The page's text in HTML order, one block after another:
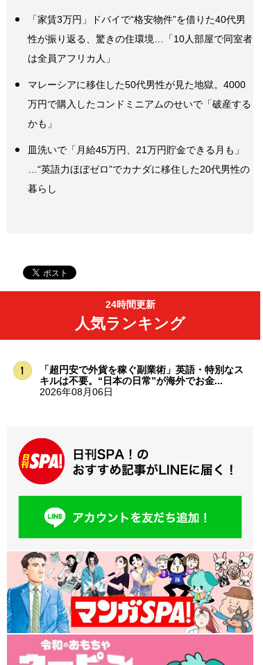
「家賃3万円」ドバイで“格安物件”を借りた40代男
性が振り返る、驚きの住環境…「10人部屋で同室者
は全員アフリカ人」
マレーシアに移住した50代男性が見た地獄。4000
万円で購入したコンドミニアムのせいで「破産する
かも」
皿洗いで「月給45万円、21万円貯金できる月も」
…“英語力ほぼゼロ”でカナダに移住した20代男性の
暮らし
24時間更新
人気ランキング
「超円安で外貨を稼ぐ副業術」英語・特別なス
キルは不要。“日本の日常”が海外でお金...
2026年08月06日